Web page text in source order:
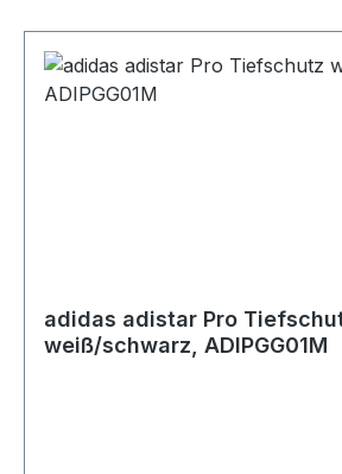
adidas adistar Pro
weiß/schwarz, ADIPGG01M